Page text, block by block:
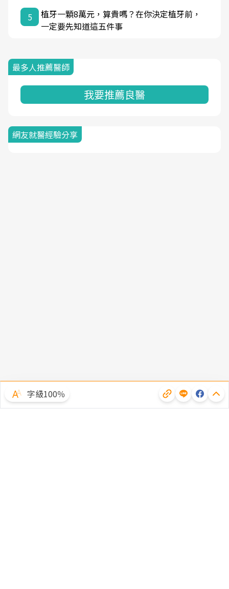
5
植牙一顆8萬元，算貴嗎？在你決定植牙前，
一定要先知道這五件事
最多人推薦醫師
我要推薦良醫
網友就醫經驗分享
字級100％